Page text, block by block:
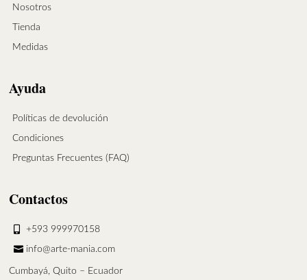
Nosotros
Tienda
Medidas
Ayuda
Políticas de devolución
Condiciones
Preguntas Frecuentes (FAQ)
Contactos
+593 999970158
info@arte-mania.com
Cumbayá, Quito – Ecuador